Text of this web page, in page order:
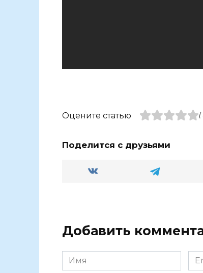
Оцените статью (
Поделится с друзьями
Добавить
Имя